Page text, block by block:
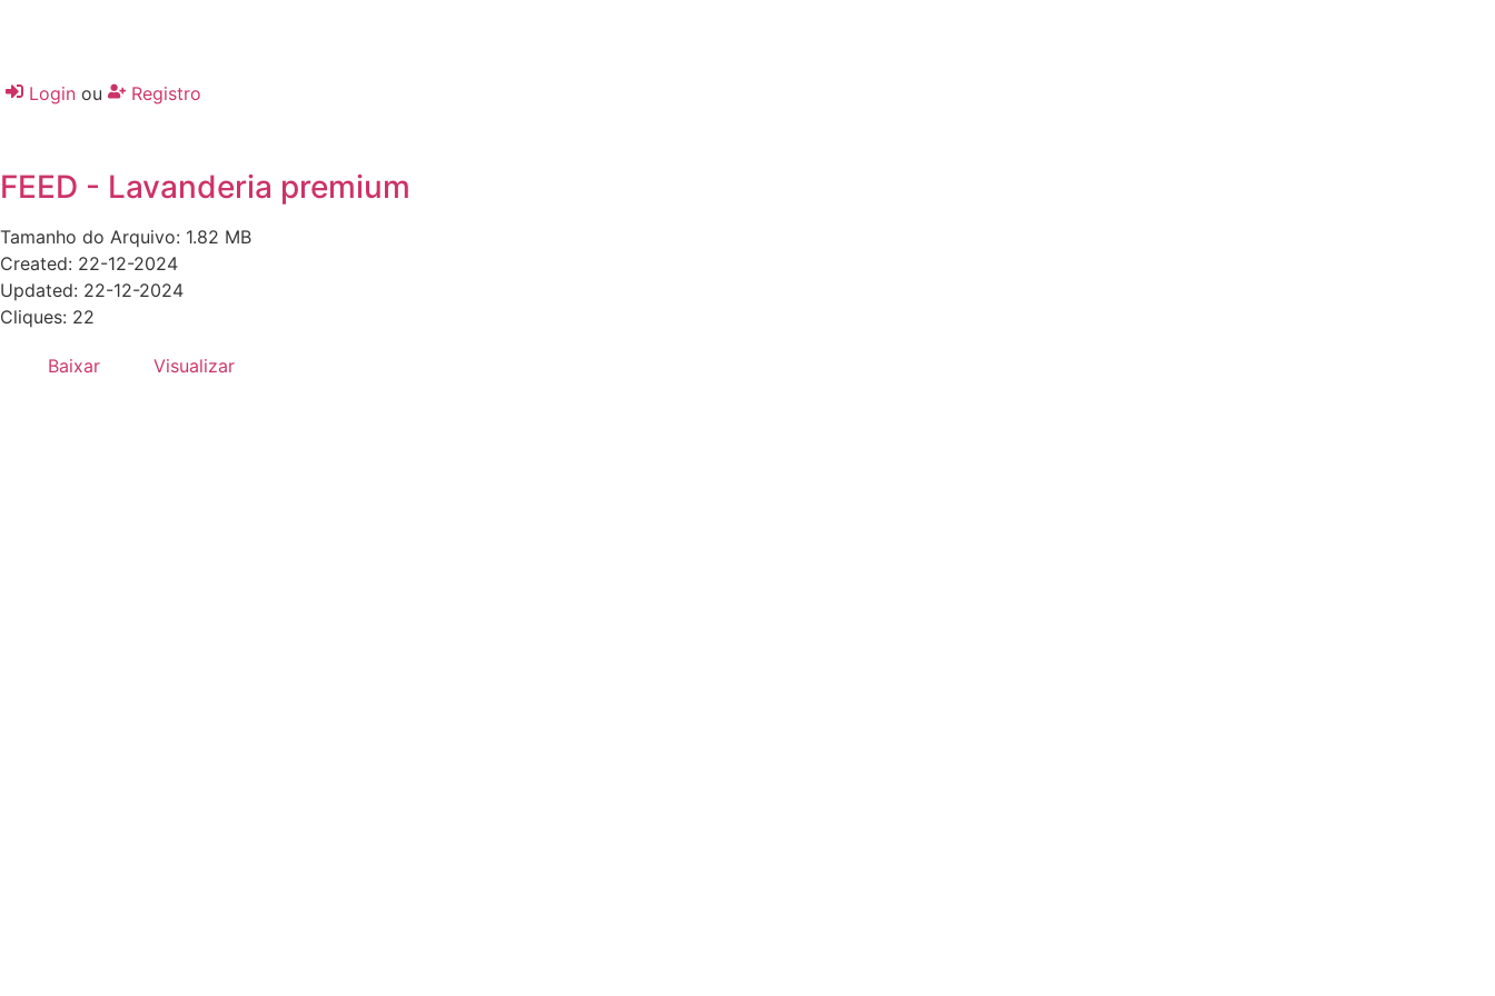
Login ou Registro
FEED - Lavanderia premium
Tamanho do Arquivo: 1.82 MB
Created: 22-12-2024
Updated: 22-12-2024
Cliques: 22
Baixar Visualizar